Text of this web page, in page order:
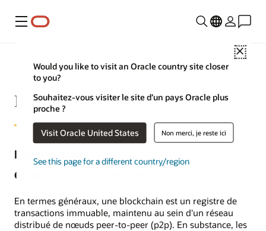
Menu
Close
Would you like to visit an Oracle country site closer
to you?
Souhaitez-vous visiter le site d’un pays Oracle plus
proche ?
Visit Oracle United States Non merci, je reste ici
See this page for a different country/region
Blockchain autorisée
Introduction
Qu'est-ce qu'une blockchain ?
En termes généraux, une blockchain est un registre de
transactions immuable, maintenu au sein d'un réseau
distribué de nœuds peer-to-peer (p2p). En substance, les